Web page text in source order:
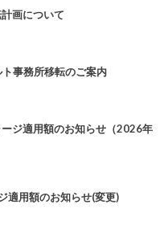
画について
事務所移転のご案内
ジ適用額のお知らせ（2026年
用額のお知らせ(変更)